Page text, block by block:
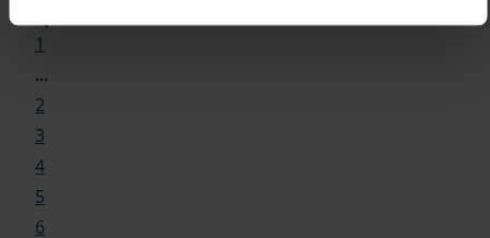
1
...
2
3
4
5
6